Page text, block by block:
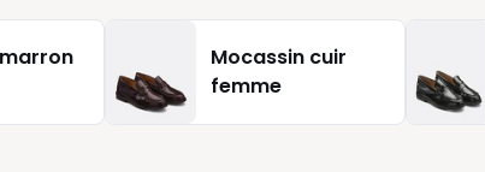
Mocassin cuir
femme